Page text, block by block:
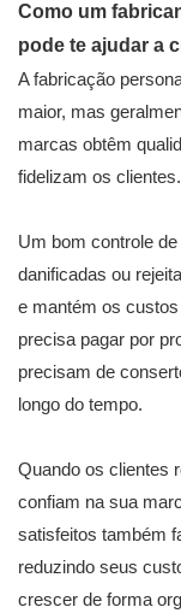
Como um
pode te ajudar a
A fabricação
maior, mas
marcas obtêm
fidelizam os clientes.
Um bom controle
danificadas ou
e mantém os
precisa pagar por
precisam de
longo do tempo.
Quando os clientes
confiam na sua
satisfeitos também
reduzindo seus
crescer de forma